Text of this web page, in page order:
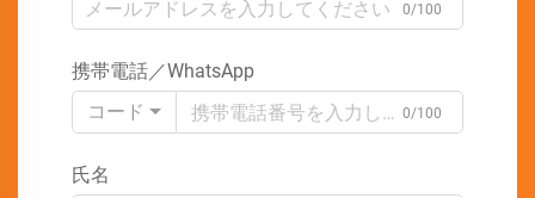
0/100
携帯電話／WhatsApp
コード
0/100
氏名